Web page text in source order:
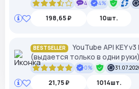
4 4%
198,65 ₽ 10шт.
BESTSELLER
YouTube API KEY
(выдается только в одни руки)
0%
21,75 ₽ 1014шт.